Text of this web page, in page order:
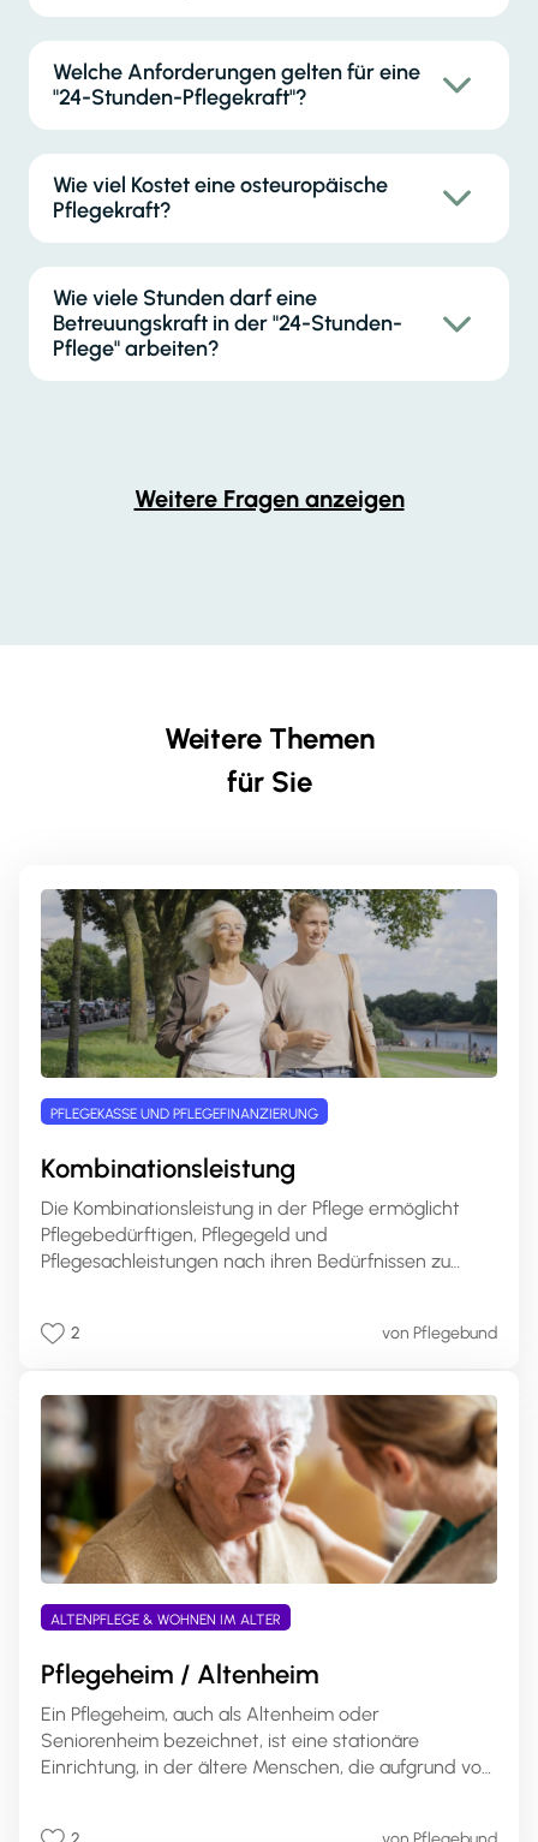
Welche Anforderungen gelten für eine
"24-Stunden-Pflegekraft"?
Wie viel Kostet eine osteuropäische
Pflegekraft?
Wie viele Stunden darf eine
Betreuungskraft in der "24-Stunden-
Pflege" arbeiten?
Weitere Fragen anzeigen
Weitere Themen
für Sie
PFLEGEKASSE UND PFLEGEFINANZIERUNG
Kombinationsleistung
Die Kombinationsleistung in der Pflege ermöglicht
Pflegebedürftigen, Pflegegeld und
Pflegesachleistungen nach ihren Bedürfnissen zu
des Pflegegeldes selbst wählen. Ein Antrag bei der
Kostenabrechnung erfolgt direkt mit den
Pflegeleistungserbringern. Dies ermöglicht eine
bessere Anpassung der Pflege an individuelle
Bedürfnisse und Lebenssituationen.
2 von Pflegebund
ALTENPFLEGE & WOHNEN IM ALTER
Pflegeheim / Altenheim
Ein Pflegeheim, auch als Altenheim oder
Seniorenheim bezeichnet, ist eine stationäre
Einrichtung, in der ältere Menschen, die aufgrund von